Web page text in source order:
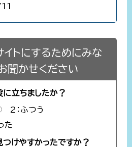
イトにするためにみな
聞かせください
に立ちましたか？
2：ふつう
た
けやすかったですか？